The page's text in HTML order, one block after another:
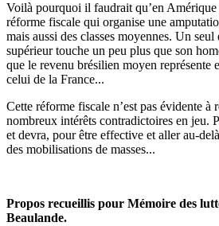
Voilà pourquoi il faudrait qu’en
réforme fiscale qui organise une
mais aussi des classes moyennes. Un
supérieur touche un peu plus que son
que le revenu brésilien moyen représente
celui de la France...
Cette réforme fiscale n’est pas évidente à
nombreux intérêts contradictoires en jeu.
et devra, pour être effective et aller au-
des mobilisations de masses...
Propos recueillis pour Mémoire des
Beaulande.